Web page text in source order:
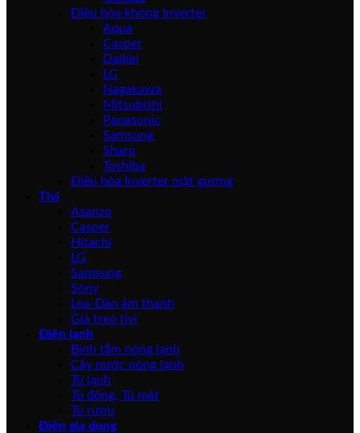
Điều hòa không Inverter
Aqua
Casper
Daikin
LG
Nagakawa
Mitsubishi
Panasonic
Samsung
Sharp
Toshiba
Điều hòa Inverter mặt gương
Tivi
Asanzo
Casper
Hitachi
LG
Samsung
Sony
Loa-Dàn âm thanh
Giá treo tivi
Điện lạnh
Bình tắm nóng lạnh
Cây nước nóng lạnh
Tủ lạnh
Tủ đông, Tủ mát
Tủ rượu
Điện gia dụng